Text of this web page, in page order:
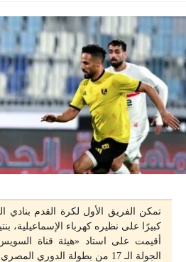
تمكن الفريق الأول لكرة القدم بنادي
أقيمت على استاد «هيئة قناة
الجولة الـ 17 من بطولة الدوري المصري الممتاز.